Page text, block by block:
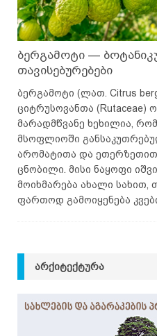
ბერგამოტი —
თავისებურებები
ბერგამოტი (ლათ. Citrus
ციტრუსოვანთა (Rutaceae)
მარადმწვანე ხეხილია,
მსოფლიოში
არომატითა და
ცნობილი. მისი ნაყოფი
მოიხმარება ახალი სახით,
ფართოდ გამოიყენება
ᲐᲠᲥᲘᲢᲔᲥᲢᲣᲠᲐ